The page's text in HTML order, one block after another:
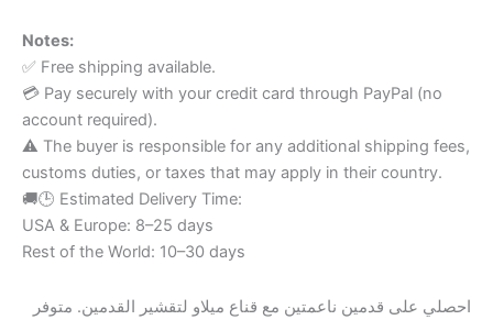
Notes:
✅ Free shipping available.
💳 Pay securely with your credit card through PayPal (no
account required).
⚠️ The buyer is responsible for any additional shipping fees,
customs duties, or taxes that may apply in their country.
🚚🕒 Estimated Delivery Time:
USA & Europe: 8–25 days
Rest of the World: 10–30 days
احصلي على قدمين ناعمتين مع قناع ميلاو لتقشير القدمين. متوفر